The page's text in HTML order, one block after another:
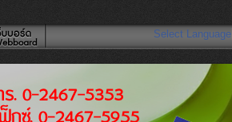
Select Language